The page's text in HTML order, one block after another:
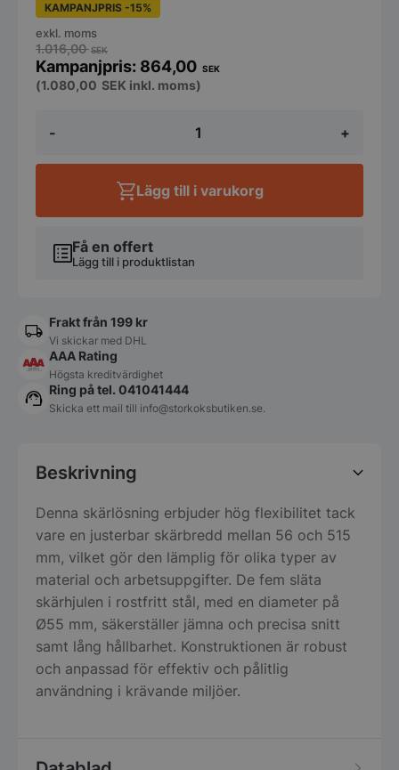
-
Wheel
cutter
smooth
mm
cutting
+
KAMPANJPRIS -15%
1.016,00SEK
864,00 SEK
exkl. moms
(1.080,00 SEK inkl. moms)
Få en offert
Lägg till i produktlistan
Lägg till i varukorg
Frakt från 199 kr
Vi skickar med DHL
AAA Rating
Högsta kreditvärdighet
Ring på tel. 041041444
Skicka ett mail till info@storkoksbutiken.se.
Beskrivning
Denna skärlösning erbjuder hög flexibilitet tack
vare en justerbar skärbredd mellan 56 och 515
mm, vilket gör den lämplig för olika typer av
material och arbetsuppgifter. De fem släta
skärhjulen i rostfritt stål, med en diameter på
Ø55 mm, säkerställer jämna och precisa snitt
samt lång hållbarhet. Konstruktionen är robust
och anpassad för effektiv och pålitlig
användning i krävande miljöer.